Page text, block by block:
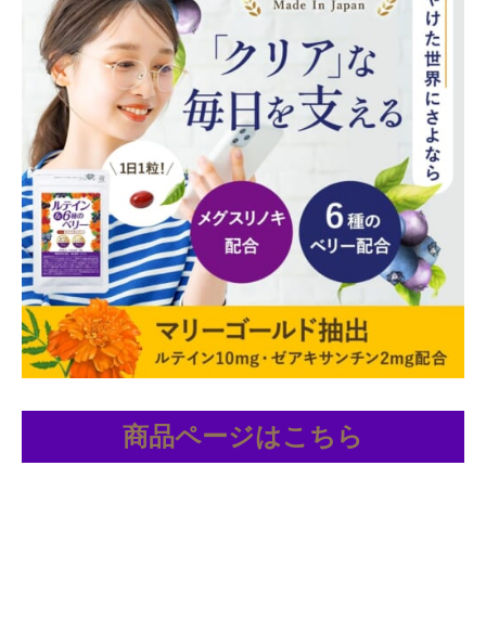
商品ページはこちら